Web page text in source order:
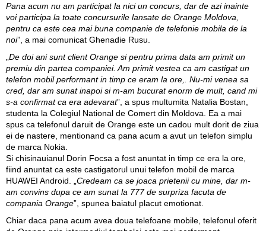
Pana acum nu am participat la nici un concurs, dar de azi inainte
voi participa la toate concursurile lansate de Orange Moldova,
pentru ca este cea mai buna companie de telefonie mobila de la
noi”, a mai comunicat Ghenadie Rusu.
De doi ani sunt client Orange si pentru prima data am primit un
premiu din partea companiei. Am primit vestea ca am castigat un
telefon mobil performant in timp ce eram la ore,. Nu-mi venea sa
cred, dar am sunat inapoi si m-am bucurat enorm de mult, cand mi
s-a confirmat ca era adevarat”, a spus multumita Natalia Bostan,
studenta la Colegiul National de Comert din Moldova. Ea a mai
spus ca telefonul daruit de Orange este un cadou mult dorit de ziua
ei de nastere, mentionand ca pana acum a avut un telefon simplu
de marca Nokia.
Si chisinauianul Dorin Focsa a fost anuntat in timp ce era la ore,
fiind anuntat ca este castigatorul unui telefon mobil de marca
HUAWEI Android. „ Credeam ca se joaca prietenii cu mine, dar m-
am convins dupa ce am sunat la 777 de surpriza facuta de
compania Orange”, spunea baiatul placut emotionat.
Chiar daca pana acum avea doua telefoane mobile, telefonul oferit